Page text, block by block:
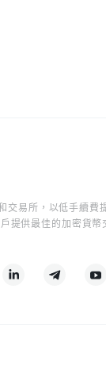
易所，以低手續費
提供最佳的加密貨幣